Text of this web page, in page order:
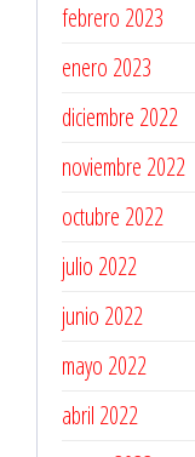
febrero 2023
enero 2023
diciembre 2022
noviembre 2022
octubre 2022
julio 2022
junio 2022
mayo 2022
abril 2022